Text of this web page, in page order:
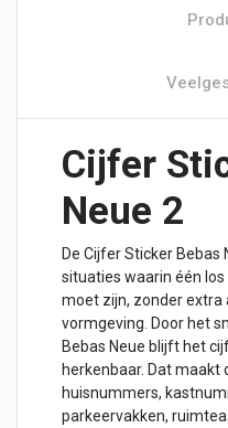
Cijfer
Neue 2
De Cijfer Sticker Bebas
situaties waarin één
moet zijn, zonder
vormgeving. Door het
Bebas Neue blijft het
herkenbaar. Dat maakt
huisnummers,
parkeervakken,